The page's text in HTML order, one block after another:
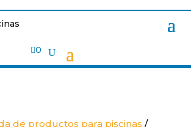
0
de productos para piscinas /